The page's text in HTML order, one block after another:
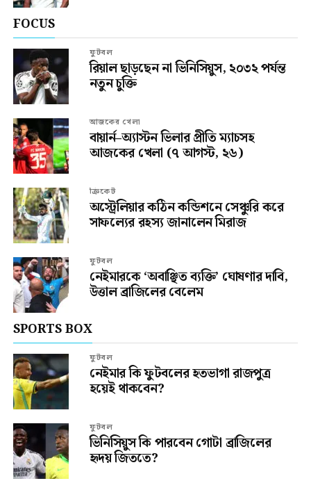
FOCUS
ফুটবল
রিয়াল ছাড়ছেন না ভিনিসিয়ুস, ২০৩২ পর্যন্ত
নতুন চুক্তি
আজকের খেলা
বায়ার্ন–অ্যাস্টন ভিলার প্রীতি ম্যাচসহ
আজকের খেলা (৭ আগস্ট, ২৬)
ক্রিকেট
অস্ট্রেলিয়ার কঠিন কন্ডিশনে সেঞ্চুরি করে
সাফল্যের রহস্য জানালেন মিরাজ
ফুটবল
নেইমারকে ‘অবাঞ্ছিত ব্যক্তি’ ঘোষণার দাবি,
উত্তাল ব্রাজিলের বেলেম
SPORTS BOX
ফুটবল
নেইমার কি ফুটবলের হতভাগা রাজপুত্র
হয়েই থাকবেন?
ফুটবল
ভিনিসিয়ুস কি পারবেন গোটা ব্রাজিলের
হৃদয় জিততে?